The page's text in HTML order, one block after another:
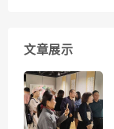
文章展示